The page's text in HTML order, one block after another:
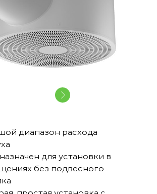
диапазон расхода
для установки в
без подвесного